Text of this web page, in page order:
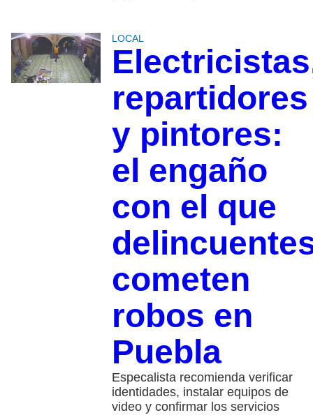
LOCAL
repartidores
y pintores:
el engaño
con el que
cometen
robos en
Puebla
Especalista recomienda verificar
identidades, instalar equipos de
video y confirmar los servicios